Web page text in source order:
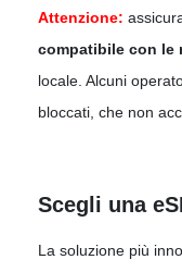
Attenzione:
compatibile con le
locale. Alcuni
bloccati, che non
Scegli una
La soluzione più